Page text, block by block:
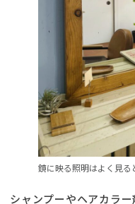
鏡に映る照明はよく見
シャンプーやヘアカラ